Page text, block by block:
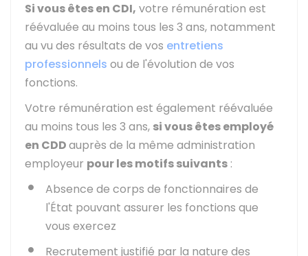
Si vous êtes en CDI, votre rémunération est
réévaluée au moins tous les 3 ans, notamment
au vu des résultats de vos entretiens
professionnels ou de l'évolution de vos
fonctions.
Votre rémunération est également réévaluée
au moins tous les 3 ans, si vous êtes employé
en CDDauprès de la même administration
employeur pour les motifs suivants :
Absence de corps de fonctionnaires de
l'État pouvant assurer les fonctions que
vous exercez
Recrutement justifié par la nature des